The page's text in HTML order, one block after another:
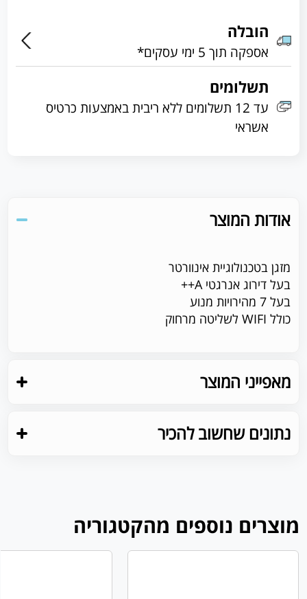
הובלה
אספקה תוך 5 ימי עסקים*
תשלומים
עד 12 תשלומים ללא ריבית באמצעות כרטיס
אשראי
אודות המוצר
מזגן בטכנולוגיית אינוורטר
בעל דירוג אנרגטי A++
בעל 7 מהירויות מנוע
כולל WIFI לשליטה מרחוק
מאפייני המוצר
נתונים שחשוב להכיר
מוצרים נוספים מהקטגוריה